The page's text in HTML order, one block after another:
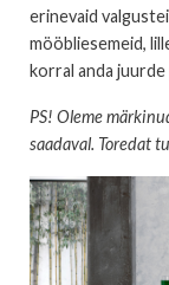
erinevaid
mööbliesemeid,
korral anda
PS! Oleme
saadaval. Toredat